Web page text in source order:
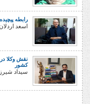
رابطه
اسعد اردلان
نقش وکلا
کشور
سیداد